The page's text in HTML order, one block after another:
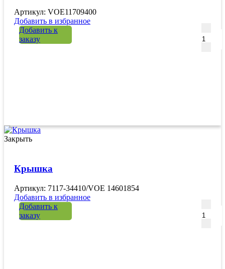
Артикул: VOE11709400
Добавить в избранное
Добавить к
заказу
Закрыть
Крышка
Артикул: 7117-34410/VOE 14601854
Добавить в избранное
Добавить к
заказу